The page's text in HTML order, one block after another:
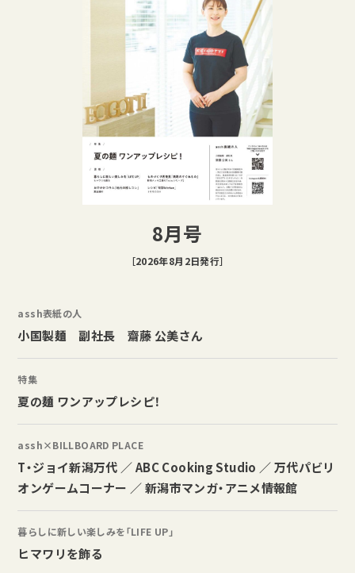
8月号
［2026年8月2日発行］
assh表紙の人
小国製麺 副社長 齋藤 公美さん
特集
夏の麺 ワンアップレシピ！
assh×BILLBOARD PLACE
T・ジョイ新潟万代 ／ ABC Cooking Studio ／ 万代パビリ
オンゲームコーナー ／ 新潟市マンガ・アニメ情報館
暮らしに新しい楽しみを「LIFE UP」
ヒマワリを飾る